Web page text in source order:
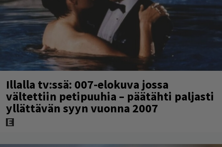
Illalla tv:ssä: 007-elokuva jossa
vältettiin petipuuhia – päätähti paljasti
yllättävän syyn vuonna 2007